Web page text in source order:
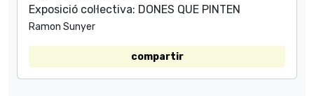
Exposició col·lectiva: DONES QUE PINTEN
Ramon Sunyer
compartir